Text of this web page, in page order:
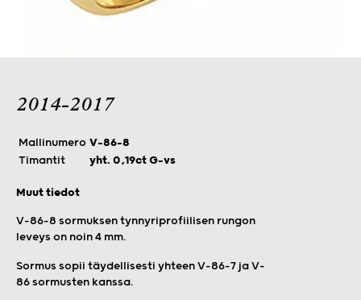
2014-2017
Mallinumero V-86-8
Timantit
yht. 0,19ct G-vs
Muut tiedot
V-86-8 sormuksen tynnyriprofiilisen rungon
leveys on noin 4 mm.
Sormus sopii täydellisesti yhteen V-86-7 ja V-
86 sormusten kanssa.